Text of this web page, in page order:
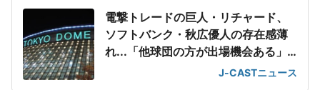
電撃トレードの巨人・リチャード、
ソフトバンク・秋広優人の存在感薄
れ...「他球団の方が出場機会ある」
J-CASTニュース